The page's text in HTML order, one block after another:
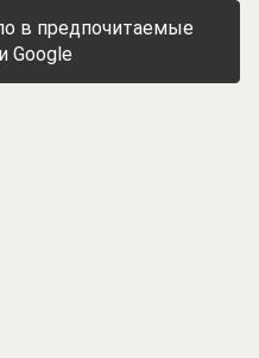
в предпочитаемые
Google